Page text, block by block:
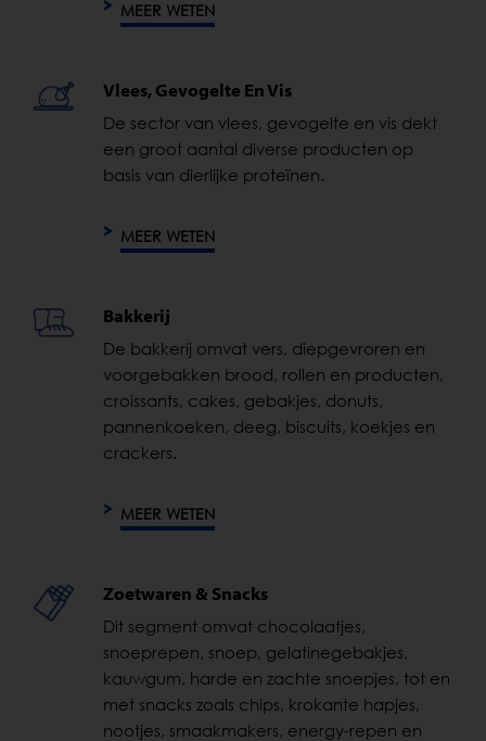
MEER WETEN
Vlees, Gevogelte En Vis
De sector van vlees, gevogelte en vis dekt
een groot aantal diverse producten op
basis van dierlijke proteïnen.
MEER WETEN
Bakkerij
De bakkerij omvat vers, diepgevroren en
voorgebakken brood, rollen en producten,
croissants, cakes, gebakjes, donuts,
pannenkoeken, deeg, biscuits, koekjes en
crackers.
MEER WETEN
Zoetwaren & Snacks
Dit segment omvat chocolaatjes,
snoeprepen, snoep, gelatinegebakjes,
kauwgum, harde en zachte snoepjes, tot en
met snacks zoals chips, krokante hapjes,
nootjes, smaakmakers, energy-repen en